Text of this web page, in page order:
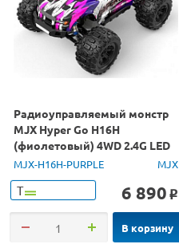
Радиоуправляемый монстр
MJX Hyper Go H16H
(фиолетовый) 4WD 2.4G LED
GPS 1/16 RTR
MJX-H16H-PURPLE MJX
Т 6 890 o
В корзину